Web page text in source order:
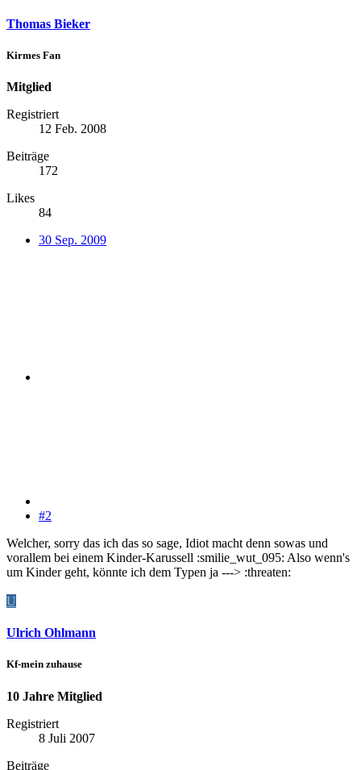
Thomas Bieker
Kirmes Fan
Mitglied
Registriert
12 Feb. 2008
Beiträge
172
Likes
84
30 Sep. 2009
#2
Welcher, sorry das ich das so sage, Idiot macht denn sowas und
vorallem bei einem Kinder-Karussell :smilie_wut_095: Also wenn's
um Kinder geht, könnte ich dem Typen ja ---> :threaten:
U
Ulrich Ohlmann
Kf-mein zuhause
10 Jahre Mitglied
Registriert
8 Juli 2007
Beiträge